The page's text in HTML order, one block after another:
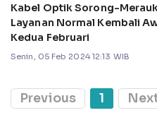
Kabel Optik Sorong-
Layanan Normal Kembali
Kedua Februari
Senin, 05 Feb 2024 12:13 WIB
Previous 1